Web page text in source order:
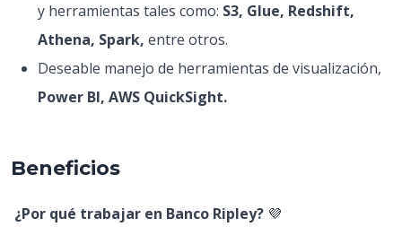
y herramientas tales como: S3, Glue, Redshift,
Athena, Spark, entre otros.
Deseable manejo de herramientas de visualización,
Power BI, AWS QuickSight.
Beneficios
¿Por qué trabajar en Banco Ripley? 💜